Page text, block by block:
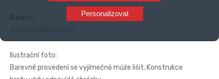
Personalizovat
Ilustrační foto:
Barevné provedení se vyjímečně může lišit. Konstrukce